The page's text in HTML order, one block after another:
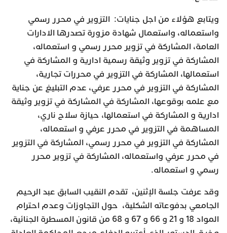
ويتابع هؤلاء من اجل جنايات: التزوير في محرر رسمي
واستعماله، واستعمال شهادة مزورة تصدرها الادارات
العامة، المشاركة في تزوير محرر رسمي و استعماله،
المشاركة في تزوير وثيقة رسمية ادارية و المشاركة في
استعمالها، المشاركة في التزوير في محررات تجارية،
المشاركة في التزوير في محرر عرفي، عدم التبليغ عن جناية
مع علمه بوقوعها، المشاركة في المشاركة في تزوير وثيقة
ادارية و المشاركة في استعمالها، حيازة سلاح ناري،
المساهمة في التزوير في محرر عرفي و استعماله،
المشاركة في التزوير في محرر رسمي، المشاركة في التزوير
في محرر عرفي واستعماله، المشاركة في تزوير محرر
رسمي و استعماله.
وقد عرفت جلسة الإثنين، تقدم النقيب السابق عبد الرحيم
الجامعي بدفوعاته الشكلية، حول التجاوزات وعدم احترام
المواد 18 و 21 و 66 و 67 و 68 من قانون المسطرة الجنائية،